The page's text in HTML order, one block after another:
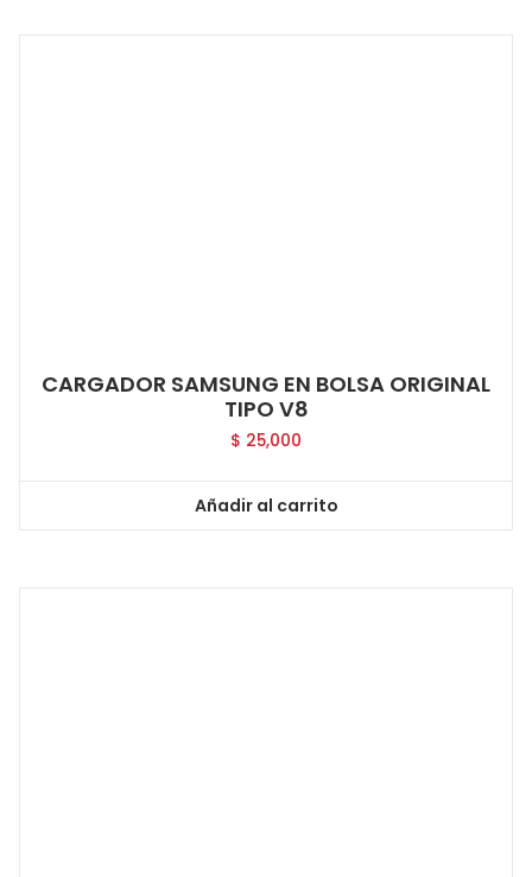
CARGADOR SAMSUNG EN BOLSA ORIGINAL
TIPO V8
$ 25,000
Añadir al carrito